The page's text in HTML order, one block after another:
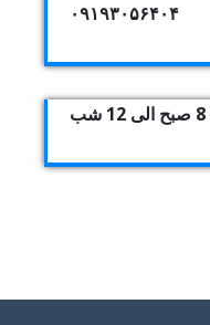
۰۹۱۹۳۰۵۶۴۰۴